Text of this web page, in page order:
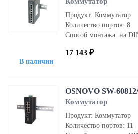
В наличии
Продукт: Коммутатор
Количество портов: 8
Способ монтажа: на
17 143 ₽
OSNOVO SW-
Коммутатор
Продукт: Коммутатор
Количество портов: 11